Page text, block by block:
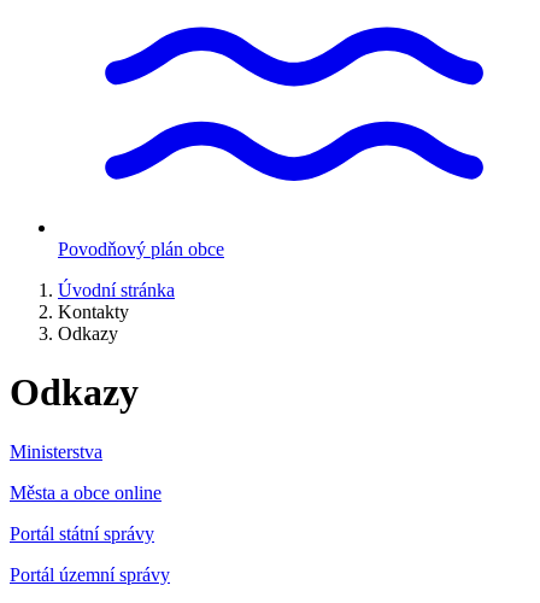
Povodňový plán obce
Úvodní stránka
Kontakty
Odkazy
Odkazy
Ministerstva
Města a obce online
Portál státní správy
Portál územní správy